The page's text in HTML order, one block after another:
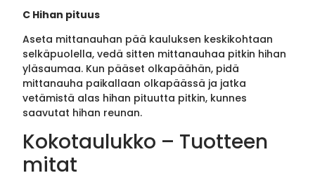
C Hihan pituus
Aseta mittanauhan pää kauluksen keskikohtaan
selkäpuolella, vedä sitten mittanauhaa pitkin hihan
yläsaumaa. Kun pääset olkapäähän, pidä
mittanauha paikallaan olkapäässä ja jatka
vetämistä alas hihan pituutta pitkin, kunnes
saavutat hihan reunan.
Kokotaulukko – Tuotteen
mitat